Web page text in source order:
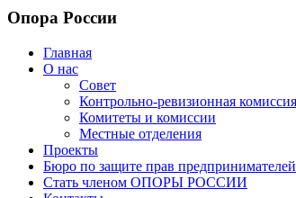
Опора России
Главная
О нас
Совет
Контрольно-ревизионная комиссия
Комитеты и комиссии
Местные отделения
Проекты
Бюро по защите прав предпринимателей
Стать членом ОПОРЫ РОССИИ